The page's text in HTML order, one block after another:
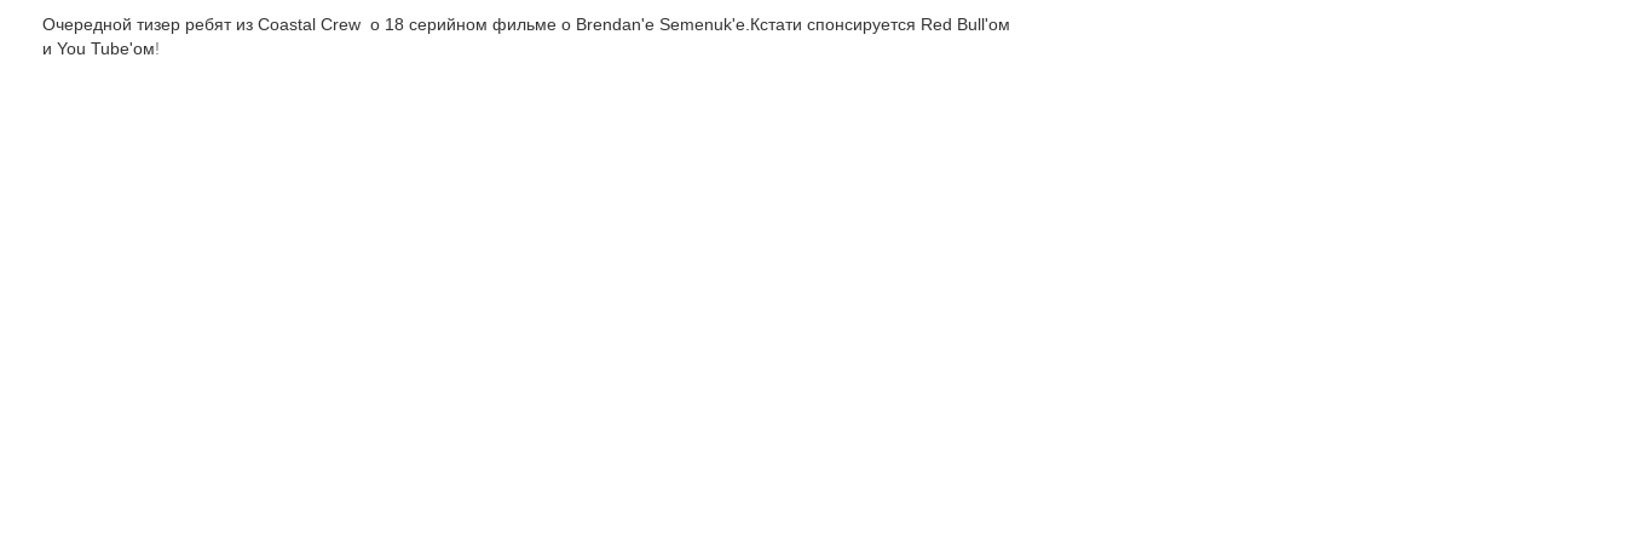
Очередной тизер ребят из Coastal Crew о 18 серийном фильме о Brendan'e Semenuk'e.Кстати спонсируется Red Bull'oм
и You Tube'ом!